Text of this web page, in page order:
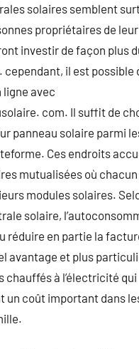
solaires semblent
propriétaires de leur
investir de façon plus
il est possible
ligne avec
com. Il suffit de
panneau solaire parmi
Ces endroits
mutualisées où
modules solaires.
solaire,
réduire en partie la
avantage et plus
chauffés à l’électricité qui
un coût important dans